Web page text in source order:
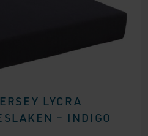
LYCRA
– INDIGO